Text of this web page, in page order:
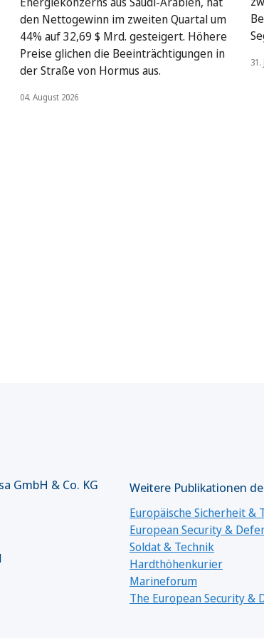
den Nettogewinn im zweiten Quartal um
44% auf 32,69 $ Mrd. gesteigert. Höhere
Preise glichen die Beeinträchtigungen in
der Straße von Hormus aus.
04. August 2026
31.
GmbH & Co. KG Weitere Publikationen
Europäische Sicherheit &
European Security &
Soldat & Technik
Hardthöhenkurier
Marineforum
The European Security &